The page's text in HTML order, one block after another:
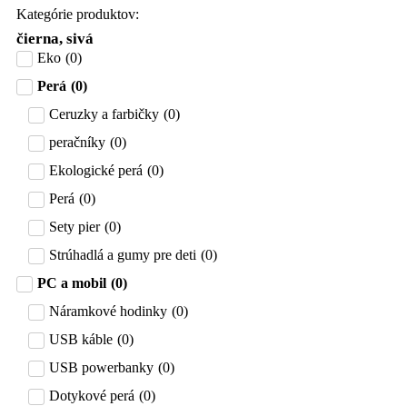
Kategórie produktov:
čierna, sivá
Eko (0)
Perá (0)
Ceruzky a farbičky (0)
peračníky (0)
Ekologické perá (0)
Perá (0)
Sety pier (0)
Strúhadlá a gumy pre deti (0)
PC a mobil (0)
Náramkové hodinky (0)
USB káble (0)
USB powerbanky (0)
Dotykové perá (0)